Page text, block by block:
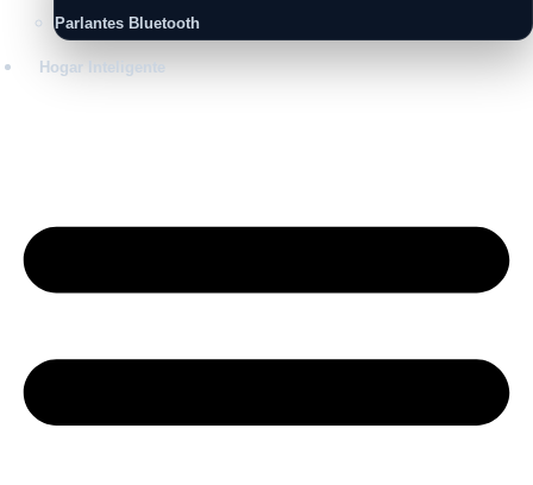
Parlantes Bluetooth
Hogar Inteligente